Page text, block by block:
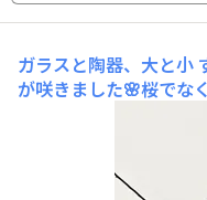
ガラスと陶器、大と小
が咲きました🌸桜でな
春気分です。枝を挿し
す。 食卓でも楽しみ
ニ花瓶にも。SPの花
イズも豊富で選ぶのが